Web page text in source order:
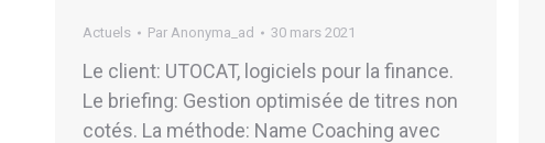
Actuels Par Anonyma_ad 30 mars 2021
Le client: UTOCAT, logiciels pour la finance.
Le briefing: Gestion optimisée de titres non
cotés. La méthode: Name Coaching avec